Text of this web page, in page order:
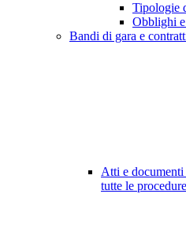
Tipologie
Obblighi
Bandi di gara e
Atti e documenti
tutte le procedure